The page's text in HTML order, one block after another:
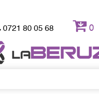
0721 80 05 68 0